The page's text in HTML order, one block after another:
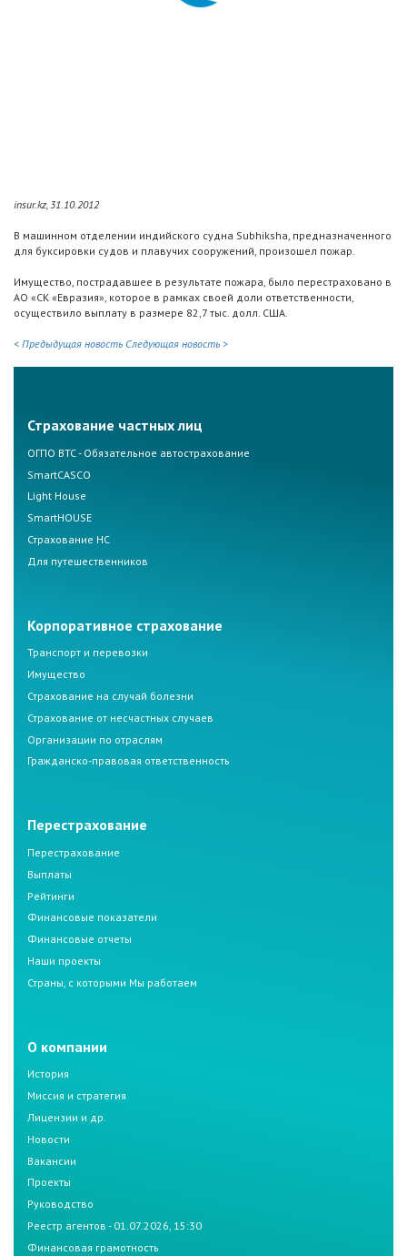
insur.kz, 31.10.2012
В машинном отделении индийского судна Subhiksha, предназначенного
для буксировки судов и плавучих сооружений, произошел пожар.
Имущество, пострадавшее в результате пожара, было перестраховано в
АО «СК «Евразия», которое в рамках своей доли ответственности,
осуществило выплату в размере 82,7 тыс. долл. США.
< Предыдущая новость Следующая новость >
Страхование частных лиц
ОГПО ВТС - Обязательное автострахование
SmartCASCO
Light House
SmartHOUSE
Страхование НС
Для путешественников
Корпоративное страхование
Транспорт и перевозки
Имущество
Страхование на случай болезни
Страхование от несчастных случаев
Организации по отраслям
Гражданско-правовая ответственность
Перестрахование
Перестрахование
Выплаты
Рейтинги
Финансовые показатели
Финансовые отчеты
Наши проекты
Страны, с которыми Мы работаем
О компании
История
Миссия и стратегия
Лицензии и др.
Новости
Вакансии
Проекты
Руководство
Реестр агентов - 01.07.2026, 15:30
Финансовая грамотность